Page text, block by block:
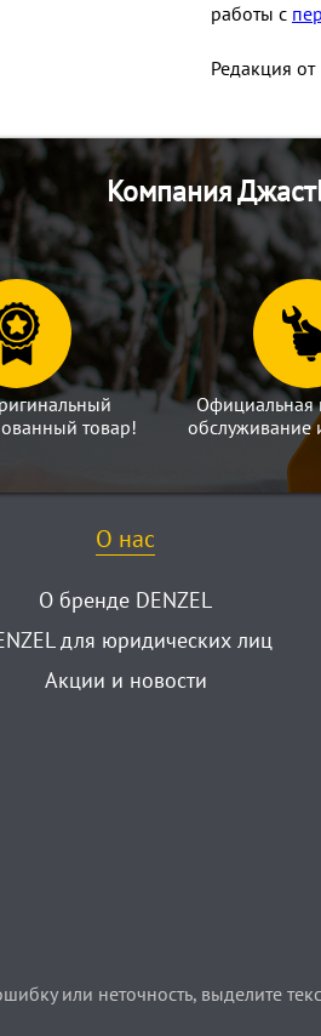
работы с
Редакция
Компания
товар!
Официальная
обслуживание
О нас
О бренде DENZEL
для юридических лиц
Акции и новости
или неточность, выделите